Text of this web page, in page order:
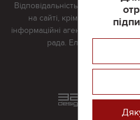
Відповідальність за
на сайті, крім матеріалів, які
інформаційні агентства або
рада. Електронна пошта:
Реклама